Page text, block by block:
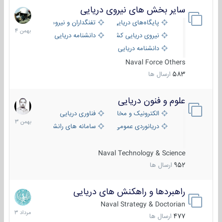
سایر بخش های نیروی دریایی
پایگاه‌های دریایی
تفنگداران و نیروهای ویژه‌ی دریایی
نیروی دریایی کشورهای مختلفدانشنامه دریایی
دانشنامه دریایی کپی
Naval Force Others
583 ارسال ها
22
بهمن
1404
علوم و فنون دریایی
الکترونیک و مخابرات دریاییفناوری دریایی
دریانوردی عمومی
سامانه های رانشی دریایی
Naval Technology & Science
952 ارسال ها
6
بهمن
1403
راهبردها و راهکنش های دریایی
Naval Strategy & Doctorian
477 ارسال ها
2
مرداد
1403